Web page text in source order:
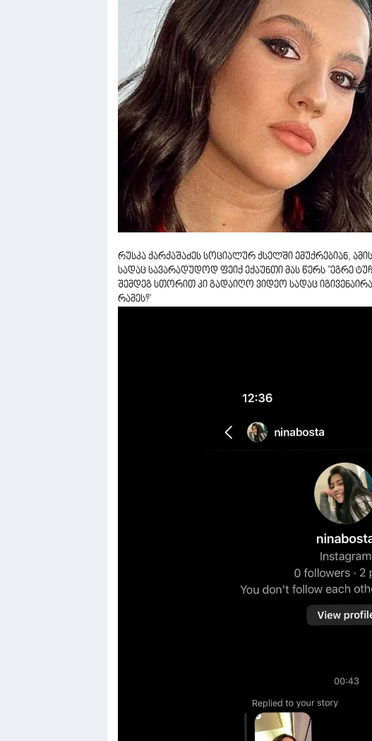
რუსკა ქარქაშაძეს სოციალურ ქსელში ემუქრებიან,
სადაც სავარადუდოდ ფეიქ ექაუნთი მას წერს "ეგრე
შემდეგ სთორით კი გადაიღო ვიდეო სადაც
რამეს?'